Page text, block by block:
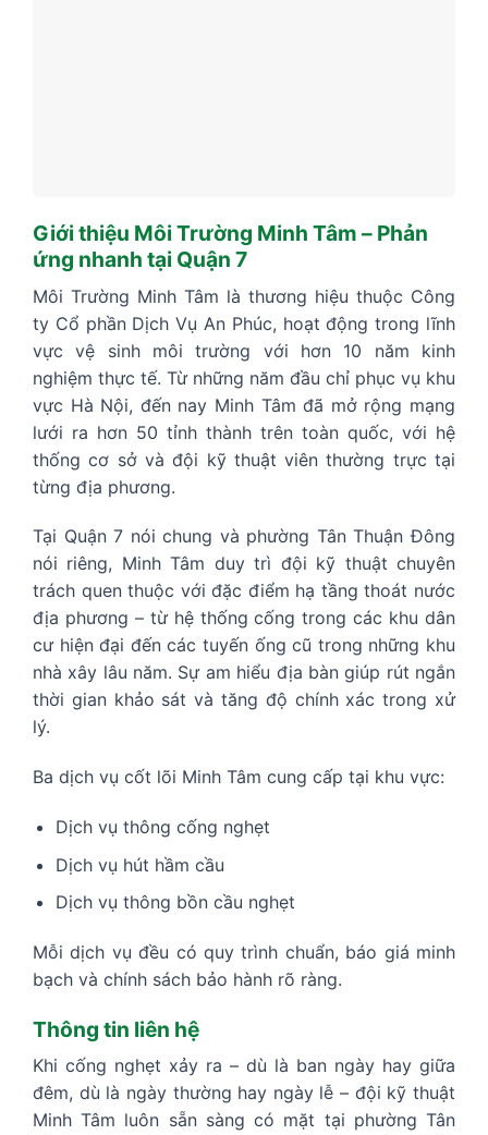
Giới thiệu Môi Trường Minh Tâm – Phản
ứng nhanh tại Quận 7
Môi Trường Minh Tâm là thương hiệu thuộc Công
ty Cổ phần Dịch Vụ An Phúc, hoạt động trong lĩnh
vực vệ sinh môi trường với hơn 10 năm kinh
nghiệm thực tế. Từ những năm đầu chỉ phục vụ khu
vực Hà Nội, đến nay Minh Tâm đã mở rộng mạng
lưới ra hơn 50 tỉnh thành trên toàn quốc, với hệ
thống cơ sở và đội kỹ thuật viên thường trực tại
từng địa phương.
Tại Quận 7 nói chung và phường Tân Thuận Đông
nói riêng, Minh Tâm duy trì đội kỹ thuật chuyên
trách quen thuộc với đặc điểm hạ tầng thoát nước
địa phương – từ hệ thống cống trong các khu dân
cư hiện đại đến các tuyến ống cũ trong những khu
nhà xây lâu năm. Sự am hiểu địa bàn giúp rút ngắn
thời gian khảo sát và tăng độ chính xác trong xử
lý.
Ba dịch vụ cốt lõi Minh Tâm cung cấp tại khu vực:
Dịch vụ thông cống nghẹt
Dịch vụ hút hầm cầu
Dịch vụ thông bồn cầu nghẹt
Mỗi dịch vụ đều có quy trình chuẩn, báo giá minh
bạch và chính sách bảo hành rõ ràng.
Thông tin liên hệ
Khi cống nghẹt xảy ra – dù là ban ngày hay giữa
đêm, dù là ngày thường hay ngày lễ – đội kỹ thuật
Minh Tâm luôn sẵn sàng có mặt tại phường Tân